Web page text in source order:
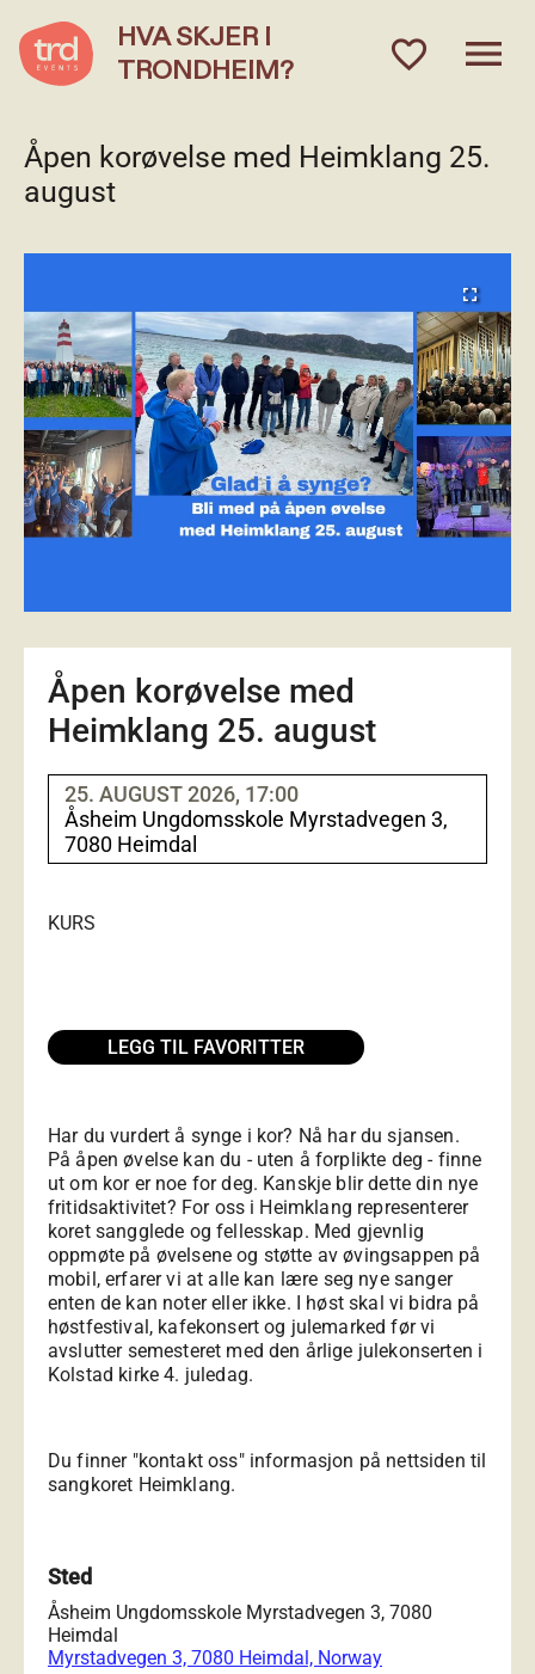
HVA SKJER I
TRONDHEIM?
favorite_outlinedmenu
Åpen korøvelse med Heimklang 25.
august
fullscreen
Åpen korøvelse med
Heimklang 25. august
25. AUGUST 2026, 17:00
Åsheim Ungdomsskole Myrstadvegen 3,
7080 Heimdal
KURS
LEGG TIL FAVORITTER
Har du vurdert å synge i kor? Nå har du sjansen.
På åpen øvelse kan du - uten å forplikte deg - finne
ut om kor er noe for deg. Kanskje blir dette din nye
fritidsaktivitet? For oss i Heimklang representerer
koret sangglede og fellesskap. Med gjevnlig
oppmøte på øvelsene og støtte av øvingsappen på
mobil, erfarer vi at alle kan lære seg nye sanger
enten de kan noter eller ikke. I høst skal vi bidra på
høstfestival, kafekonsert og julemarked før vi
avslutter semesteret med den årlige julekonserten i
Kolstad kirke 4. juledag.
Du finner "kontakt oss" informasjon på nettsiden til
sangkoret Heimklang.
Sted
Åsheim Ungdomsskole Myrstadvegen 3, 7080
Heimdal
Myrstadvegen 3, 7080 Heimdal, Norway